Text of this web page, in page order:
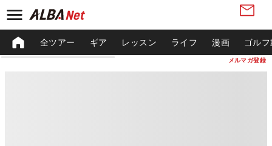
メルマガ登録
全ツアー ギア レッスン ライフ 漫画 ゴル